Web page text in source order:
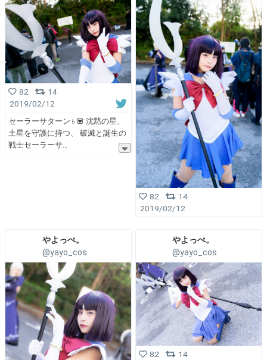
82
14
2019/02/12
セーラーサターン♄💟 沈黙の星、
土星を守護に持つ、 破滅と誕生の
戦士セーラーサ
82
14
2019/02/12
やよっぺ。
@yayo_cos
やよっぺ。
@yayo_cos
82
14